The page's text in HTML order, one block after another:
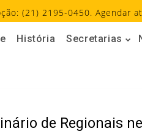
(21) 2195-0450. Agendar
História Secretarias
de Regionais